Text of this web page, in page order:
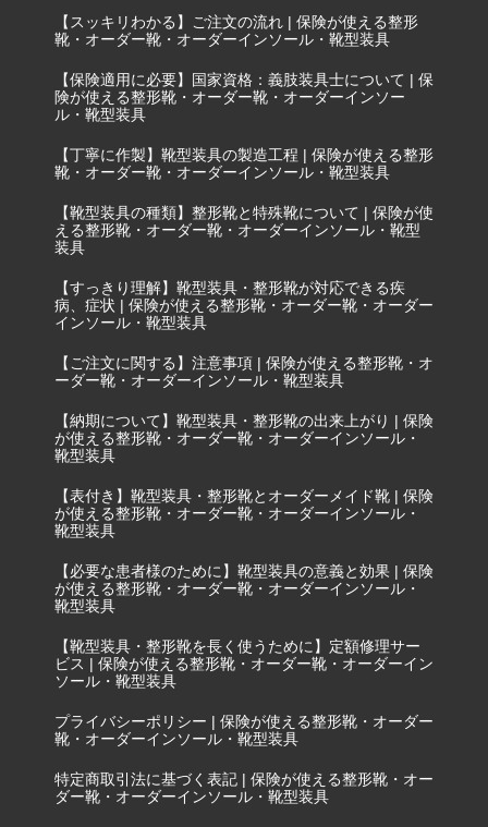
【スッキリわかる】ご注文の流れ | 保険が使える整形
靴・オーダー靴・オーダーインソール・靴型装具
【保険適用に必要】国家資格：義肢装具士について | 保
険が使える整形靴・オーダー靴・オーダーインソー
ル・靴型装具
【丁寧に作製】靴型装具の製造工程 | 保険が使える整形
靴・オーダー靴・オーダーインソール・靴型装具
【靴型装具の種類】整形靴と特殊靴について | 保険が使
える整形靴・オーダー靴・オーダーインソール・靴型
装具
【すっきり理解】靴型装具・整形靴が対応できる疾
病、症状 | 保険が使える整形靴・オーダー靴・オーダー
インソール・靴型装具
【ご注文に関する】注意事項 | 保険が使える整形靴・オ
ーダー靴・オーダーインソール・靴型装具
【納期について】靴型装具・整形靴の出来上がり | 保険
が使える整形靴・オーダー靴・オーダーインソール・
靴型装具
【表付き】靴型装具・整形靴とオーダーメイド靴 | 保険
が使える整形靴・オーダー靴・オーダーインソール・
靴型装具
【必要な患者様のために】靴型装具の意義と効果 | 保険
が使える整形靴・オーダー靴・オーダーインソール・
靴型装具
【靴型装具・整形靴を長く使うために】定額修理サー
ビス | 保険が使える整形靴・オーダー靴・オーダーイン
ソール・靴型装具
プライバシーポリシー | 保険が使える整形靴・オーダー
靴・オーダーインソール・靴型装具
特定商取引法に基づく表記 | 保険が使える整形靴・オー
ダー靴・オーダーインソール・靴型装具